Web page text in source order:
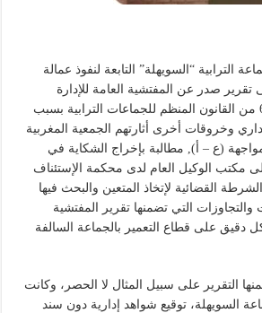
الترابية “السويهلة” التابعة لنفوذ عمالة
تقرير صدر عن المفتشية العامة للإدارة
الترابية وتفعيلا للمادة 64 من القانون المنظم للجماعات الترابية بسبب
وخروقات أخرى أثارتهم الجمعية المغربية
(ع – أ), مطالبة بإخراج الشكاية في
مكتب الوكيل العام لدى محكمة الإستئناف
القضائية لإتخاذ المتعين والبحث فيها
التي تضمنها تقرير المفتشية
دقيق على قطاع التعمير بالجماعة السالفة
التقرير على سبيل المثال لا الحصر، وكانت
السويهلة، توقيع شواهد إدارية دون سند